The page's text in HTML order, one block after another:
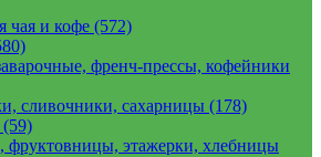
чая и кофе (572)
френч-прессы, кофейники
сливочники, сахарницы (178)
фруктовницы, этажерки, хлебницы